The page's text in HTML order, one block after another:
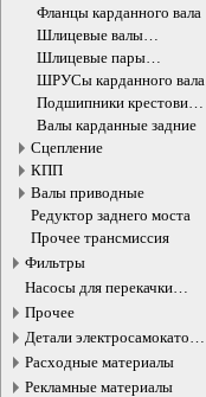
Фланцы карданного вала
Шлицевые валы
карданного вала
Шлицевые пары
карданного вала
ШРУСы карданного вала
Подшипники крестовин
карданного вала
Валы карданные задние
Сцепление
КПП
Валы приводные
Редуктор заднего моста
Прочее трансмиссия
Фильтры
Насосы для перекачки
жидкостей
Прочее
Детали электросамокатов и
электротранспорта
Расходные материалы
Рекламные материалы